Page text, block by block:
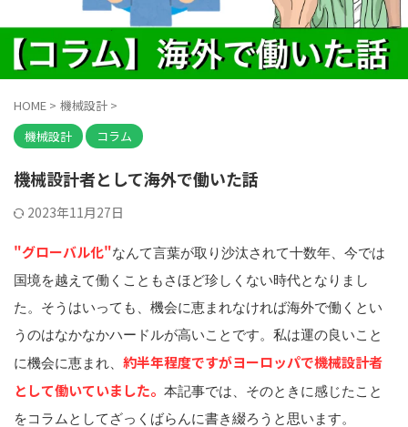
HOME > 機械設計 >
機械設計
コラム
機械設計者として海外で働いた話
2023年11月27日
"グローバル化"なんて言葉が取り沙汰されて十数年、今では
国境を越えて働くこともさほど珍しくない時代となりまし
た。そうはいっても、機会に恵まれなければ海外で働くとい
うのはなかなかハードルが高いことです。私は運の良いこと
に機会に恵まれ、 約半年程度ですがヨーロッパで機械設計者
として働いていました。 本記事では、そのときに感じたこと
をコラムとしてざっくばらんに書き綴ろうと思います。